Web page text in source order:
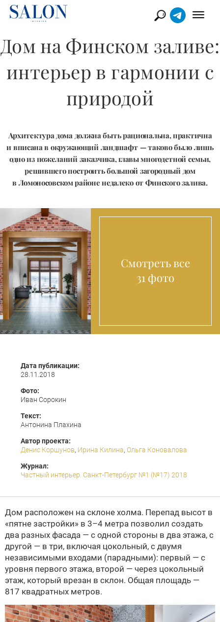
Дом на Финском заливе:
интерьер в гармонии с
природой
Архитектура дома должна быть рациональна, практична
и вписана в окружающий ландшафт — таково было лишь
одно из пожеланий заказчика, главы многодетной семьи,
решившего построить большой загородный дом
в Ломоносовском районе недалеко от Финского залива.
Смотреть все
31 фото
Дата публикации:
28.11.2018
Фото:
Иван Сорокин
Текст:
Антонина Плахина
Автор проекта:
Денис Коршунов, Ирина Килина, Ольга Коновалова
Журнал:
Частный интерьер. Санкт-Петербург №1 (№17) 2018
Дом расположен на склоне холма. Перепад высот в
«пятне застройки» в 3–4 метра позволил создать
два разных фасада — с одной стороны в два этажа, с
другой — в три, включая цокольный, с двумя
независимыми входами (парадными): первый — с
уровня первого этажа, второй — через цокольный
этаж, который врезан в склон. Общая площадь —
817 квадратных метров.